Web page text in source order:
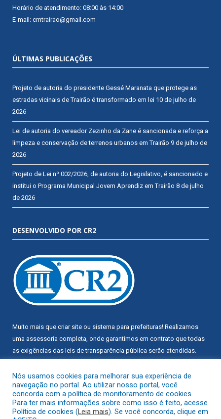
Horário de atendimento: 08:00 às 14:00
E-mail: cmtrairao@gmail.com
ÚLTIMAS PUBLICAÇÕES
Projeto de autoria do presidente Gessé Maranata que protege as
estradas vicinais de Trairão é transformado em lei 10 de julho de
2026
Lei de autoria do vereador Zezinho da Zane é sancionada e reforça a
limpeza e conservação de terrenos urbanos em Trairão 9 de julho de
2026
Projeto de Lei nº 002/2026, de autoria do Legislativo, é sancionado e
institui o Programa Municipal Jovem Aprendiz em Trairão 8 de julho
de 2026
DESENVOLVIDO POR CR2
Muito mais que criar site ou sistema para prefeituras! Realizamos
uma assessoria completa, onde garantimos em contrato que todas
as exigências das leis de transparência pública serão atendidas.
Conheça o e o Radar da Transparência Pública
Nós usamos cookies para melhorar sua experiência de
navegação no portal. Ao utilizar nosso portal, você
concorda com a política de monitoramento de cookies.
Para ter mais informações sobre como isso é feito, acesse
Política de cookies (Leia mais). Se você concorda, clique em